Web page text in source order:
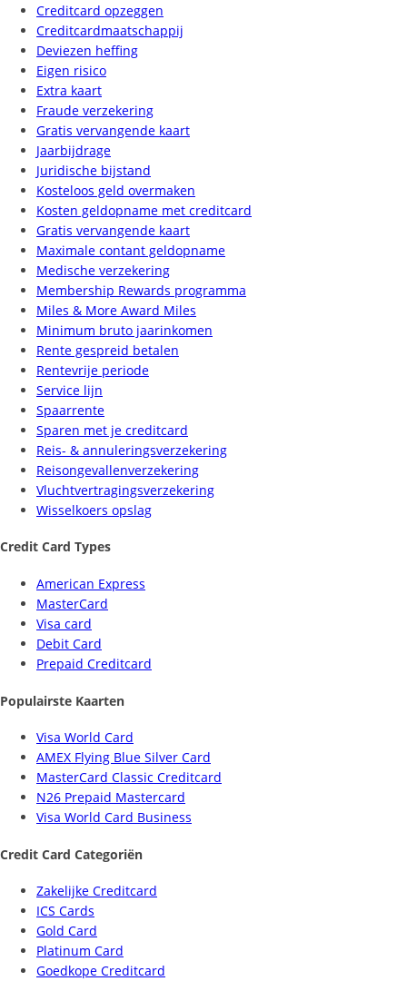
Creditcard opzeggen
Creditcardmaatschappij
Deviezen heffing
Eigen risico
Extra kaart
Fraude verzekering
Gratis vervangende kaart
Jaarbijdrage
Juridische bijstand
Kosteloos geld overmaken
Kosten geldopname met creditcard
Gratis vervangende kaart
Maximale contant geldopname
Medische verzekering
Membership Rewards programma
Miles & More Award Miles
Minimum bruto jaarinkomen
Rente gespreid betalen
Rentevrije periode
Service lijn
Spaarrente
Sparen met je creditcard
Reis- & annuleringsverzekering
Reisongevallenverzekering
Vluchtvertragingsverzekering
Wisselkoers opslag
Credit Card Types
American Express
MasterCard
Visa card
Debit Card
Prepaid Creditcard
Populairste Kaarten
Visa World Card
AMEX Flying Blue Silver Card
MasterCard Classic Creditcard
N26 Prepaid Mastercard
Visa World Card Business
Credit Card Categoriën
Zakelijke Creditcard
ICS Cards
Gold Card
Platinum Card
Goedkope Creditcard